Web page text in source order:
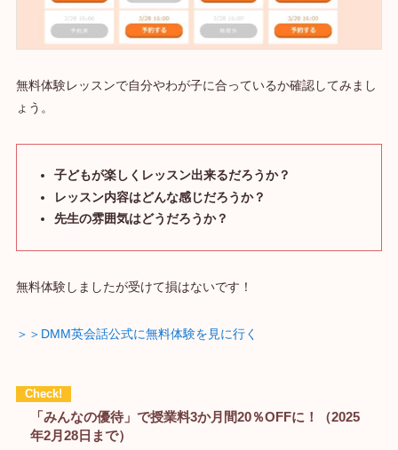
無料体験レッスンで自分やわが子に合っているか確認してみまし
ょう。
子どもが楽しくレッスン出来るだろうか？
レッスン内容はどんな感じだろうか？
先生の雰囲気はどうだろうか？
無料体験しましたが受けて損はないです！
＞＞DMM英会話公式に無料体験を見に行く
「みんなの優待」で授業料3か月間20％OFFに！（2025
年2月28日まで）